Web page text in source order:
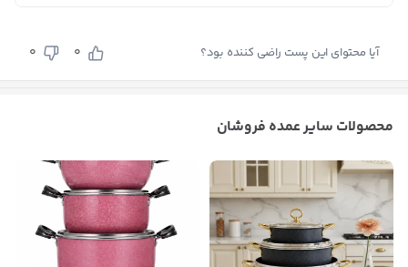
آیا محتوای این پست راضی کننده بود؟ 0
0
محصولات سایر عمده فروشان